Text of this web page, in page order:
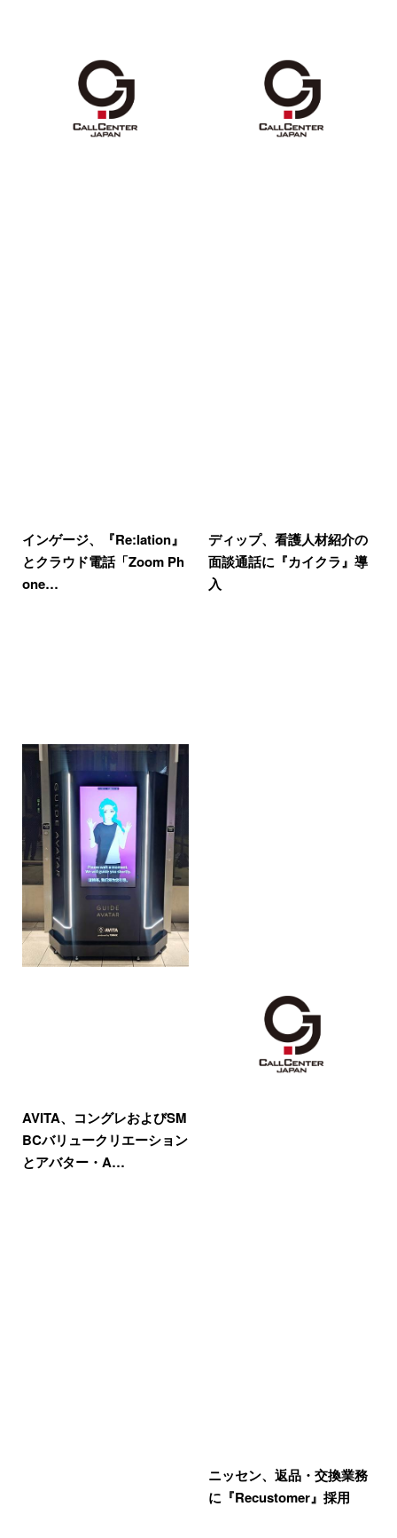
インゲージ、『Re:lation』
とクラウド電話「Zoom Ph
one…
ディップ、看護人材紹介の
面談通話に『カイクラ』導
入
AVITA、コングレおよびSM
BCバリュークリエーション
とアバター・A…
ニッセン、返品・交換業務
に『Recustomer』採用